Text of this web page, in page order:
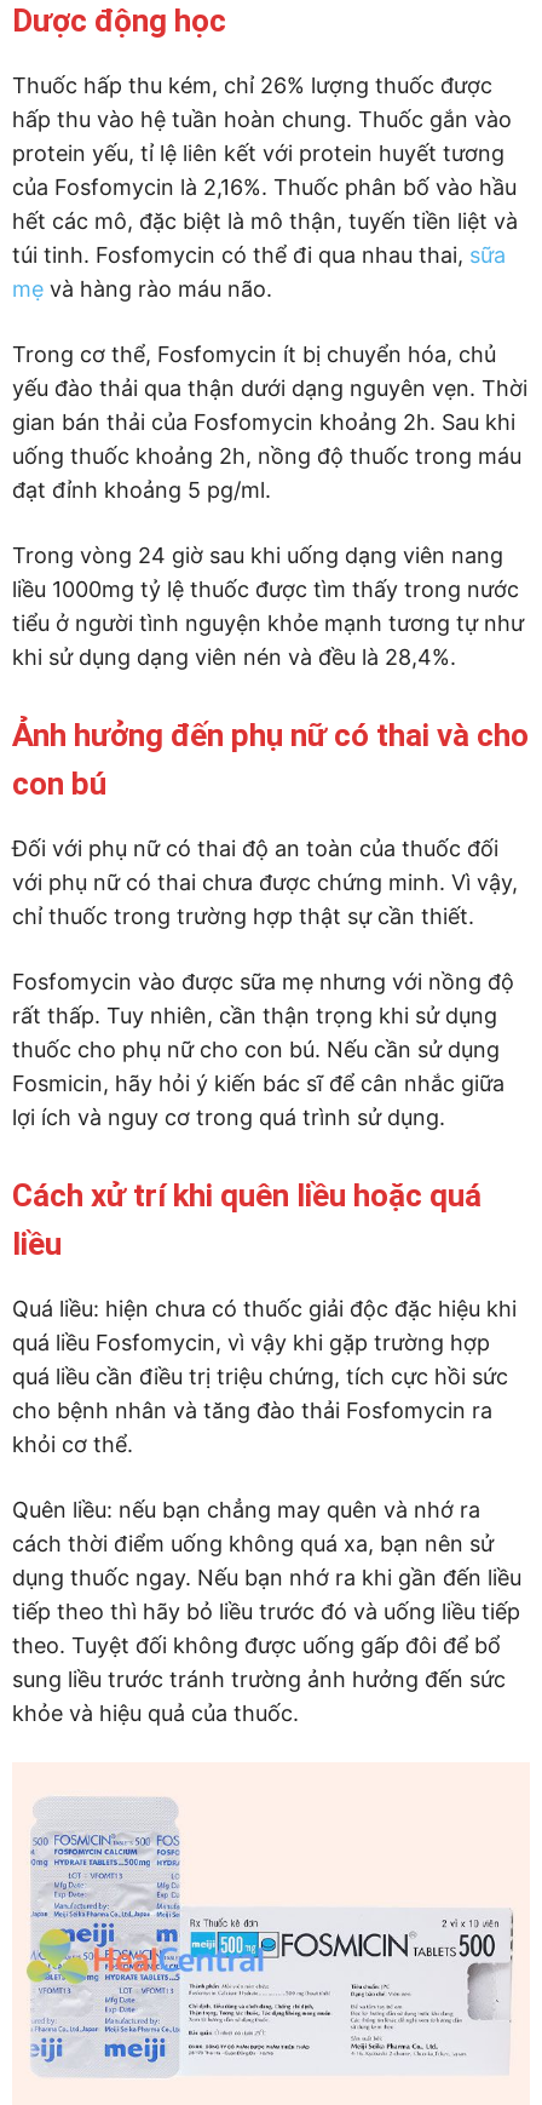
Dược động học
Thuốc hấp thu kém, chỉ 26% lượng thuốc được
hấp thu vào hệ tuần hoàn chung. Thuốc gắn vào
protein yếu, tỉ lệ liên kết với protein huyết tương
của Fosfomycin là 2,16%. Thuốc phân bố vào hầu
hết các mô, đặc biệt là mô thận, tuyến tiền liệt và
túi tinh. Fosfomycin có thể đi qua nhau thai, sữa
mẹ và hàng rào máu não.
Trong cơ thể, Fosfomycin ít bị chuyển hóa, chủ
yếu đào thải qua thận dưới dạng nguyên vẹn. Thời
gian bán thải của Fosfomycin khoảng 2h. Sau khi
uống thuốc khoảng 2h, nồng độ thuốc trong máu
đạt đỉnh khoảng 5 pg/ml.
Trong vòng 24 giờ sau khi uống dạng viên nang
liều 1000mg tỷ lệ thuốc được tìm thấy trong nước
tiểu ở người tình nguyện khỏe mạnh tương tự như
khi sử dụng dạng viên nén và đều là 28,4%.
Ảnh hưởng đến phụ nữ có thai và cho
con bú
Đối với phụ nữ có thai độ an toàn của thuốc đối
với phụ nữ có thai chưa được chứng minh. Vì vậy,
chỉ thuốc trong trường hợp thật sự cần thiết.
Fosfomycin vào được sữa mẹ nhưng với nồng độ
rất thấp. Tuy nhiên, cần thận trọng khi sử dụng
thuốc cho phụ nữ cho con bú. Nếu cần sử dụng
Fosmicin, hãy hỏi ý kiến bác sĩ để cân nhắc giữa
lợi ích và nguy cơ trong quá trình sử dụng.
Cách xử trí khi quên liều hoặc quá
liều
Quá liều: hiện chưa có thuốc giải độc đặc hiệu khi
quá liều Fosfomycin, vì vậy khi gặp trường hợp
quá liều cần điều trị triệu chứng, tích cực hồi sức
cho bệnh nhân và tăng đào thải Fosfomycin ra
khỏi cơ thể.
Quên liều: nếu bạn chẳng may quên và nhớ ra
cách thời điểm uống không quá xa, bạn nên sử
dụng thuốc ngay. Nếu bạn nhớ ra khi gần đến liều
tiếp theo thì hãy bỏ liều trước đó và uống liều tiếp
theo. Tuyệt đối không được uống gấp đôi để bổ
sung liều trước tránh trường ảnh hưởng đến sức
khỏe và hiệu quả của thuốc.